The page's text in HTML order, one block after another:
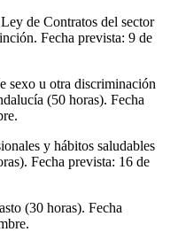
de Contratos del sector
Fecha prevista: 9 de
sexo u otra discriminación
(50 horas). Fecha
y hábitos saludables
Fecha prevista: 16 de
(30 horas). Fecha